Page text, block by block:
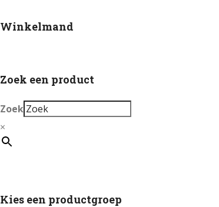
Winkelmand
Zoek een product
Zoek
×
Kies een productgroep